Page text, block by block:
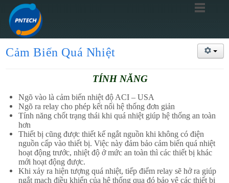
Cảm Biến Quá Nhiệt
TÍNH NĂNG
Ngõ vào là cảm biến nhiệt độ ACI – USA
Ngõ ra relay cho phép kết nối hệ thống đơn giản
Tính năng chốt trạng thái khi quá nhiệt giúp hệ thống an toàn
hơn
Thiết bị cũng được thiết kế ngắt nguồn khi không có điện
nguồn cấp vào thiết bị. Việc này đảm bảo cảm biến quá nhiệt
hoạt động trước, nhiệt độ ở mức an toàn thì các thiết bị khác
mới hoạt động được.
Khi xảy ra hiện tượng quá nhiệt, tiếp điểm relay sẽ hở ra giúp
ngắt mạch điều khiển của hệ thống qua đó bảo vệ các thiết bị